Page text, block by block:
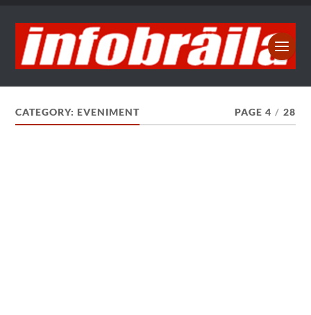
CATEGORY:EVENIMENT PAGE 4 / 28